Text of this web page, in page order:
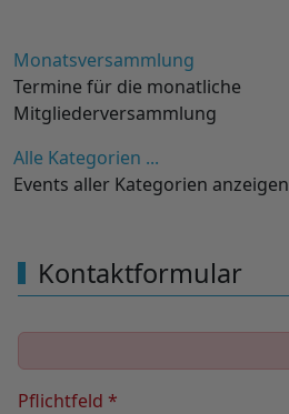
Monatsversammlung
Termine für die monatliche
Mitgliederversammlung
Alle Kategorien ...
Events aller Kategorien anzeigen
Kontaktformular
Pflichtfeld *